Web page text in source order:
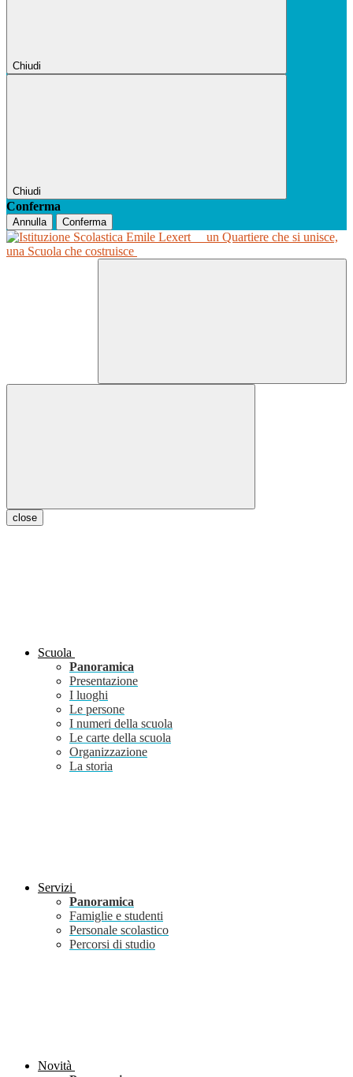
Chiudi
Chiudi
Conferma
Annulla Conferma
un Quartiere che si unisce,
una Scuola che costruisce
close
Scuola
Panoramica
Presentazione
I luoghi
Le persone
I numeri della scuola
Le carte della scuola
Organizzazione
La storia
Servizi
Panoramica
Famiglie e studenti
Personale scolastico
Percorsi di studio
Novità